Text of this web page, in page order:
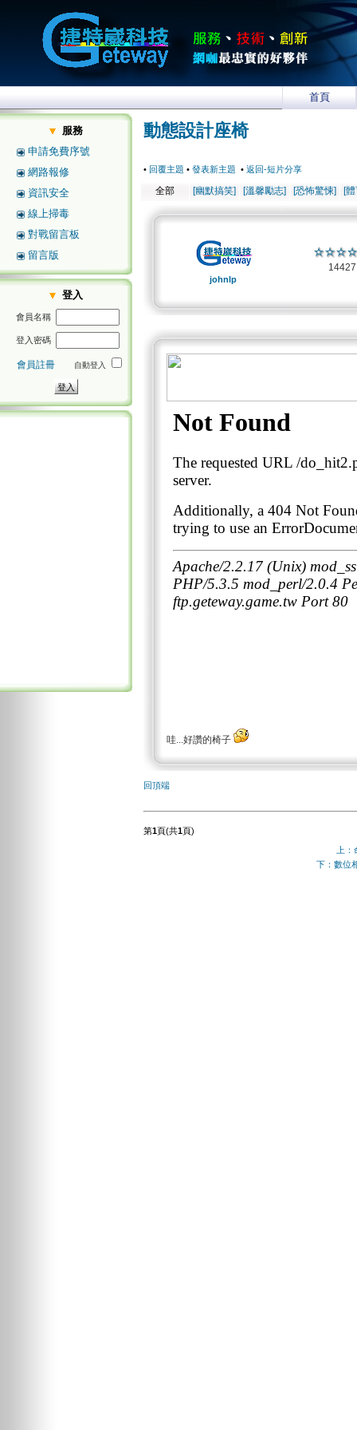
首頁
服務
申請免費序號
網路報修
資訊安全
線上掃毒
對戰留言板
留言版
登入
會員名稱
登入密碼
會員註冊 自動登入
動態設計座椅
• 回覆主題 • 發表新主題 • 返回-短片分享
全部 [幽默搞笑] [溫馨勵志] [恐怖驚悚] [
johnlp
哇...好讚的椅子
回頂端
第1頁(共1頁)
上
下：數位